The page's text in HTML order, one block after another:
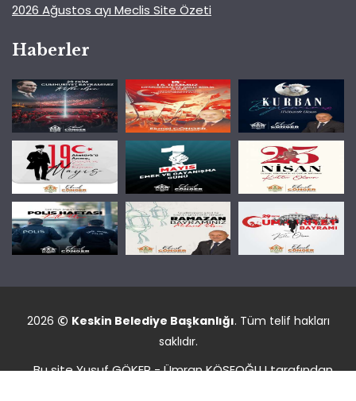
2026 Ağustos ayı Meclis Site Özeti
Haberler
2026 Keskin Belediye Başkanlığı. Tüm telif hakları
saklıdır.
Bu site Yusuf GÖKER - Ümran KÖSEOĞLU tarafından